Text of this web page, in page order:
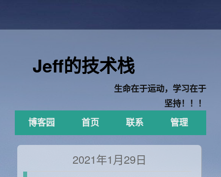
Jeff的技术栈
生命在于运动，学习在于
坚持！！！
博客园 首页 联系 管理
2021年1月29日